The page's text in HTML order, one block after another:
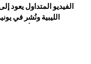
الفيديو المتداول يعود
الليبية ونُشر في